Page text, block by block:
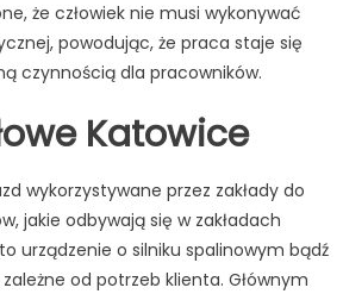
że człowiek nie musi wykonywać
powodując, że praca staje się
czynnością dla pracowników.
Katowice
wykorzystywane przez zakłady do
jakie odbywają się w zakładach
urządzenie o silniku spalinowym bądź
od potrzeb klienta. Głównym